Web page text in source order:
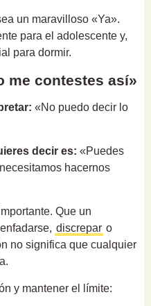
un maravilloso «Ya».
para el adolescente y,
para dormir.
me contestes así»
«No puedo decir lo
decir es: «Puedes
hacernos
Que un
discrepar o
no significa que cualquier
y mantener el límite: